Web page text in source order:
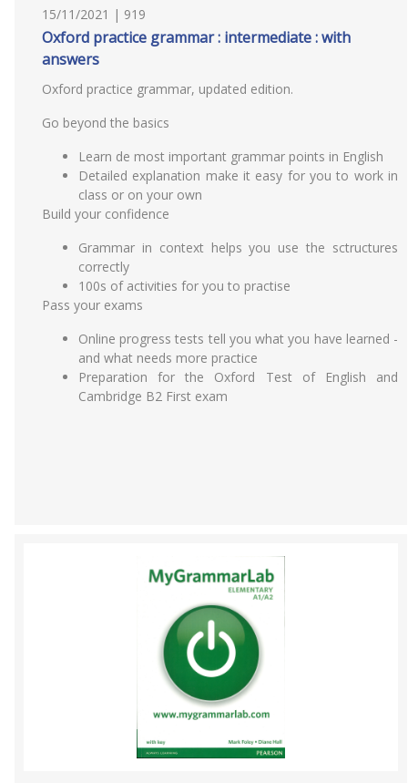
15/11/2021 | 919
Oxford practice grammar : intermediate : with
answers
Oxford practice grammar, updated edition.
Go beyond the basics
Learn de most important grammar points in English
Detailed explanation make it easy for you to work in
class or on your own
Build your confidence
Grammar in context helps you use the sctructures
correctly
100s of activities for you to practise
Pass your exams
Online progress tests tell you what you have learned -
and what needs more practice
Preparation for the Oxford Test of English and
Cambridge B2 First exam